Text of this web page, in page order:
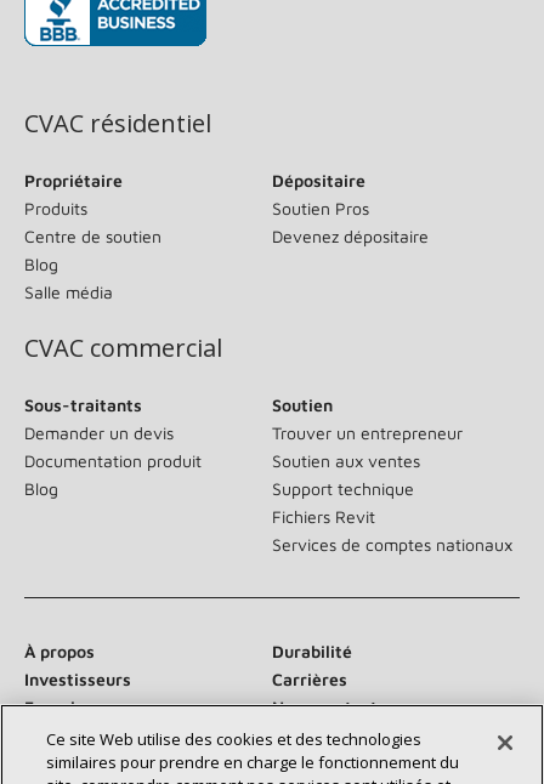
CVAC résidentiel
Propriétaire
Produits
Centre de soutien
Blog
Salle média
Dépositaire
Soutien Pros
Devenez dépositaire
CVAC commercial
Sous-traitants
Demander un devis
Documentation produit
Blog
Soutien
Trouver un entrepreneur
Soutien aux ventes
Support technique
Fichiers Revit
Services de comptes nationaux
À propos
Durabilité
Investisseurs
Carrières
Fournisseurs
Nous contacter
Salle de presse
Ce site Web utilise des cookies et des technologies
similaires pour prendre en charge le fonctionnement du